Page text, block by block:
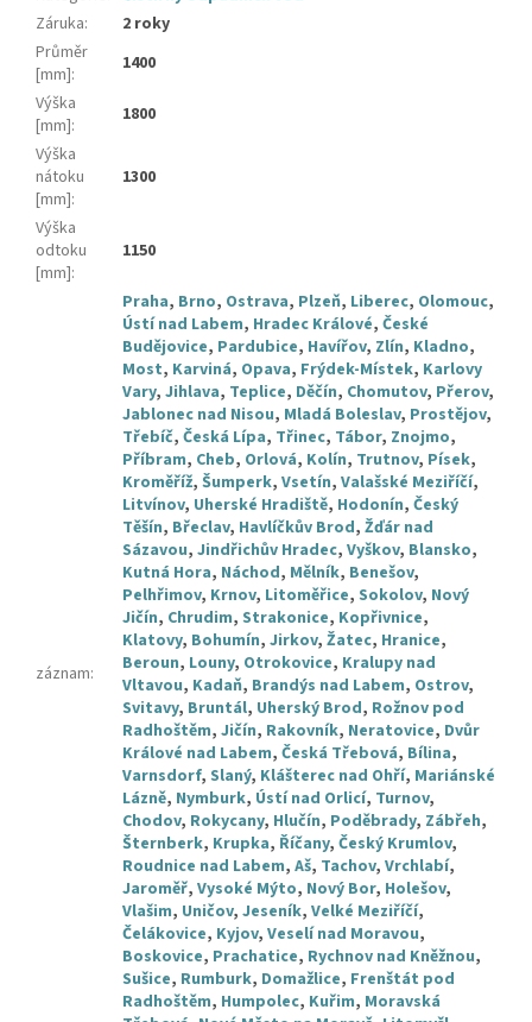
Záruka:
2 roky
Průměr
[mm]:
1400
Výška
[mm]:
1800
Výška
nátoku
[mm]:
1300
Výška
odtoku
[mm]:
1150
záznam:
Praha, Brno, Ostrava, Plzeň, Liberec, Olomouc,
Ústí nad Labem, Hradec Králové, České
Budějovice, Pardubice, Havířov, Zlín, Kladno,
Most, Karviná, Opava, Frýdek-Místek, Karlovy
Vary, Jihlava, Teplice, Děčín, Chomutov, Přerov,
Jablonec nad Nisou, Mladá Boleslav, Prostějov,
Třebíč, Česká Lípa, Třinec, Tábor, Znojmo,
Příbram, Cheb, Orlová, Kolín, Trutnov, Písek,
Kroměříž, Šumperk, Vsetín, Valašské Meziříčí,
Litvínov, Uherské Hradiště, Hodonín, Český
Těšín, Břeclav, Havlíčkův Brod, Žďár nad
Sázavou, Jindřichův Hradec, Vyškov, Blansko,
Kutná Hora, Náchod, Mělník, Benešov,
Pelhřimov, Krnov, Litoměřice, Sokolov, Nový
Jičín, Chrudim, Strakonice, Kopřivnice,
Klatovy, Bohumín, Jirkov, Žatec, Hranice,
Beroun, Louny, Otrokovice, Kralupy nad
Vltavou, Kadaň, Brandýs nad Labem, Ostrov,
Svitavy, Bruntál, Uherský Brod, Rožnov pod
Radhoštěm, Jičín, Rakovník, Neratovice, Dvůr
Králové nad Labem, Česká Třebová, Bílina,
Varnsdorf, Slaný, Klášterec nad Ohří, Mariánské
Lázně, Nymburk, Ústí nad Orlicí, Turnov,
Chodov, Rokycany, Hlučín, Poděbrady, Zábřeh,
Šternberk, Krupka, Říčany, Český Krumlov,
Roudnice nad Labem, Aš, Tachov, Vrchlabí,
Jaroměř, Vysoké Mýto, Nový Bor, Holešov,
Vlašim, Uničov, Jeseník, Velké Meziříčí,
Čelákovice, Kyjov, Veselí nad Moravou,
Boskovice, Prachatice, Rychnov nad Kněžnou,
Sušice, Rumburk, Domažlice, Frenštát pod
Radhoštěm, Humpolec, Kuřim, Moravská